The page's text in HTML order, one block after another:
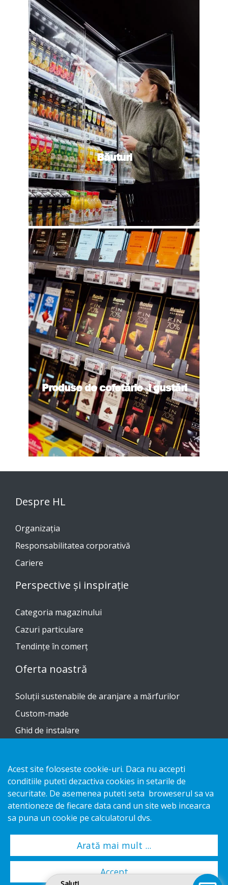
Băuturi
Produse de cofetărie și gustări
Despre HL
Organizația
Responsabilitatea corporativă
Cariere
Perspective și inspirație
Categoria magazinului
Cazuri particulare
Tendinţe în comerţ
Oferta noastră
Soluții sustenabile de aranjare a mărfurilor
Custom-made
Ghid de instalare
Contactați-ne
Notificare privind confidențialitatea
Cookies
Copyright 2026 HL Display AB. All rights reserved.
Acest site foloseste cookie-uri. Daca nu accepti
conditiile puteti dezactiva cookies in setarile de
securitate. De asemenea puteti seta broweserul sa va
atentioneze de fiecare data cand un site web incearca
sa puna un cookie pe calculatorul dvs.
Arată mai mult ...
Accept